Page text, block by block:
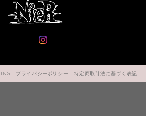
| プライバシーポリシー |特定商取引法に基づく表記